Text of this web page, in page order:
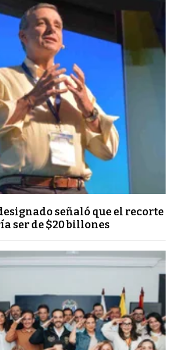
señaló que el recorte
ser de $20 billones